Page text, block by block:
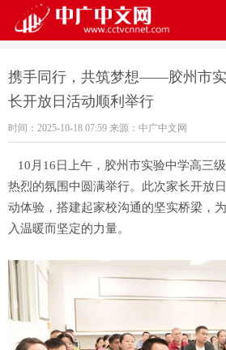
携手同行，共筑梦想——胶州市
长开放日活动顺利举行
时间：2025-10-18 07:59 来源：中广中文网
10月16日上午，胶州市实验中学高三
热烈的氛围中圆满举行。此次家长开放
动体验，搭建起家校沟通的坚实桥梁，
入温暖而坚定的力量。